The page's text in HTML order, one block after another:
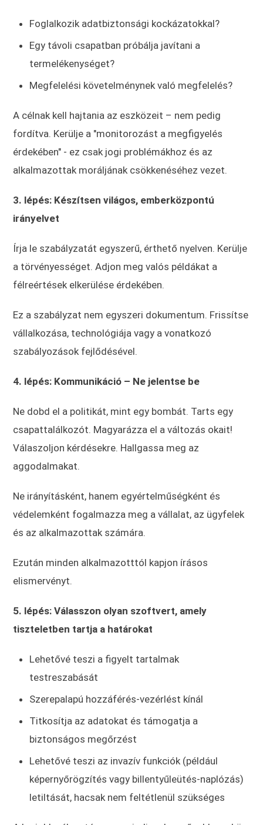
Foglalkozik adatbiztonsági kockázatokkal?
Egy távoli csapatban próbálja javítani a
termelékenységet?
Megfelelési követelménynek való megfelelés?
A célnak kell hajtania az eszközeit – nem pedig
fordítva. Kerülje a "monitorozást a megfigyelés
érdekében" - ez csak jogi problémákhoz és az
alkalmazottak moráljának csökkenéséhez vezet.
3. lépés: Készítsen világos, emberközpontú
irányelvet
Írja le szabályzatát egyszerű, érthető nyelven. Kerülje
a törvényességet. Adjon meg valós példákat a
félreértések elkerülése érdekében.
Ez a szabályzat nem egyszeri dokumentum. Frissítse
vállalkozása, technológiája vagy a vonatkozó
szabályozások fejlődésével.
4. lépés: Kommunikáció – Ne jelentse be
Ne dobd el a politikát, mint egy bombát. Tarts egy
csapattalálkozót. Magyarázza el a változás okait!
Válaszoljon kérdésekre. Hallgassa meg az
aggodalmakat.
Ne irányításként, hanem egyértelműségként és
védelemként fogalmazza meg a vállalat, az ügyfelek
és az alkalmazottak számára.
Ezután minden alkalmazotttól kapjon írásos
elismervényt.
5. lépés: Válasszon olyan szoftvert, amely
tiszteletben tartja a határokat
Lehetővé teszi a figyelt tartalmak
testreszabását
Szerepalapú hozzáférés-vezérlést kínál
Titkosítja az adatokat és támogatja a
biztonságos megőrzést
Lehetővé teszi az invazív funkciók (például
képernyőrögzítés vagy billentyűleütés-naplózás)
letiltását, hacsak nem feltétlenül szükséges